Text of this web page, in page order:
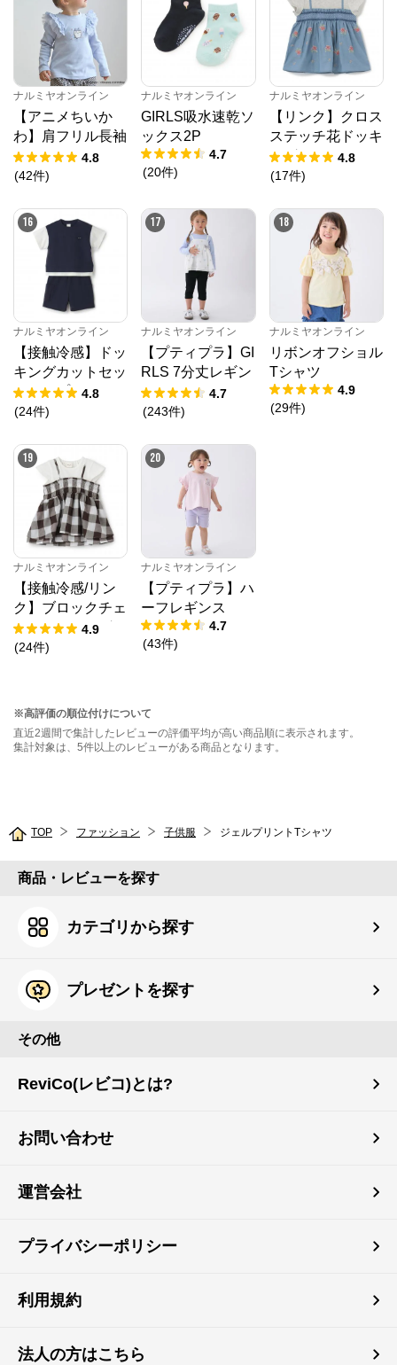
ナルミヤオンライン
【アニメちいか
わ】肩フリル長袖
Tシャツ
4.8
(42件)
ナルミヤオンライン
GIRLS吸水速乾ソ
ックス2P
4.7
(20件)
ナルミヤオンライン
【リンク】クロス
ステッチ花ドッキ
ングTシャツ
4.8
(17件)
16
ナルミヤオンライン
【接触冷感】ドッ
キングカットセッ
トアップ
4.8
(24件)
17
ナルミヤオンライン
【プティプラ】GI
RLS 7分丈レギン
ス
4.7
(243件)
18
ナルミヤオンライン
リボンオフショル
Tシャツ
4.9
(29件)
19
ナルミヤオンライン
【接触冷感/リン
ク】ブロックチェ
ックドッキングT
シャツ
4.9
(24件)
20
ナルミヤオンライン
【プティプラ】ハ
ーフレギンス
4.7
(43件)
※高評価の順位付けについて
直近2週間で集計したレビューの評価平均が高い商品順に表示されます。
集計対象は、5件以上のレビューがある商品となります。
TOP ファッション 子供服 ジェルプリントTシャツ
商品・レビューを探す
カテゴリから探す
プレゼントを探す
その他
ReviCo(レビコ)とは?
お問い合わせ
運営会社
プライバシーポリシー
利用規約
法人の方はこちら